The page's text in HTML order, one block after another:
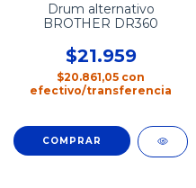
Drum alternativo
BROTHER DR360
$21.959
$20.861,05 con
efectivo/transferencia